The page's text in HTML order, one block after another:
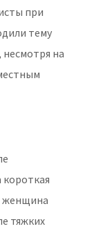
при
тему
на
короткая
женщина
тяжких